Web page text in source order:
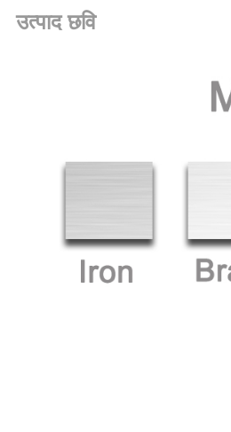
उत्पाद छवि